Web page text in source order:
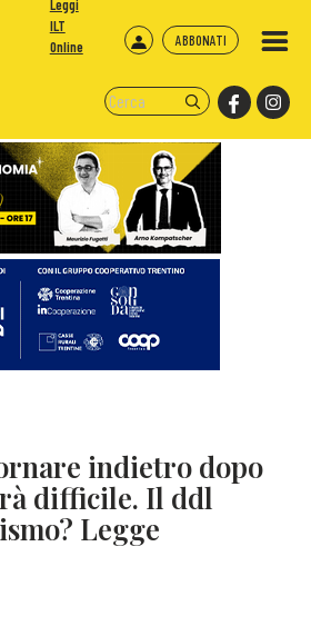
ABBONATI
Leggi
ILT
Online
indietro dopo
difficile. Il ddl
Legge